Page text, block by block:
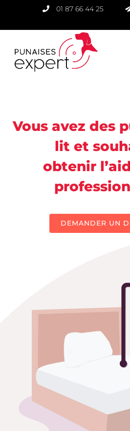
contenu
01 87 66 44 25
Vous avez des
lit et
obtenir
DEMANDER UN